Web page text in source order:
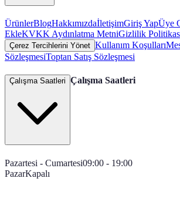
ÜrünlerBlogHakkımızdaİletişimGiriş YapÜye
EkleKVKK Aydınlatma MetniGizlilik
Çerez Tercihlerini Yönet Kullanım Koşulları
SözleşmesiToptan Satış Sözleşmesi
Çalışma Saatleri Çalışma Saatleri
Pazartesi - Cumartesi09:00 - 19:00
PazarKapalı